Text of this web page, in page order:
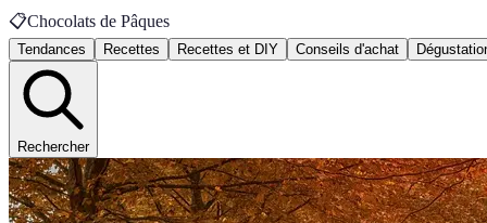
📋Chocolats de Pâques
Tendances Recettes Recettes et DIY Conseils d'achat
Rechercher